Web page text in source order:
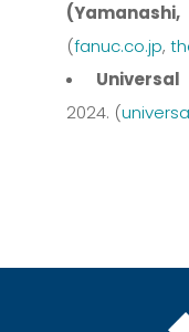
(fanuc.co.jp,
Universal
2024. (